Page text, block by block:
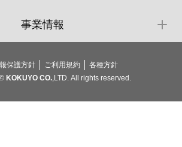
事業情報
保護方針 ご利用規約
各種方針
KOKUYO CO.,LTD. All rights reserved.